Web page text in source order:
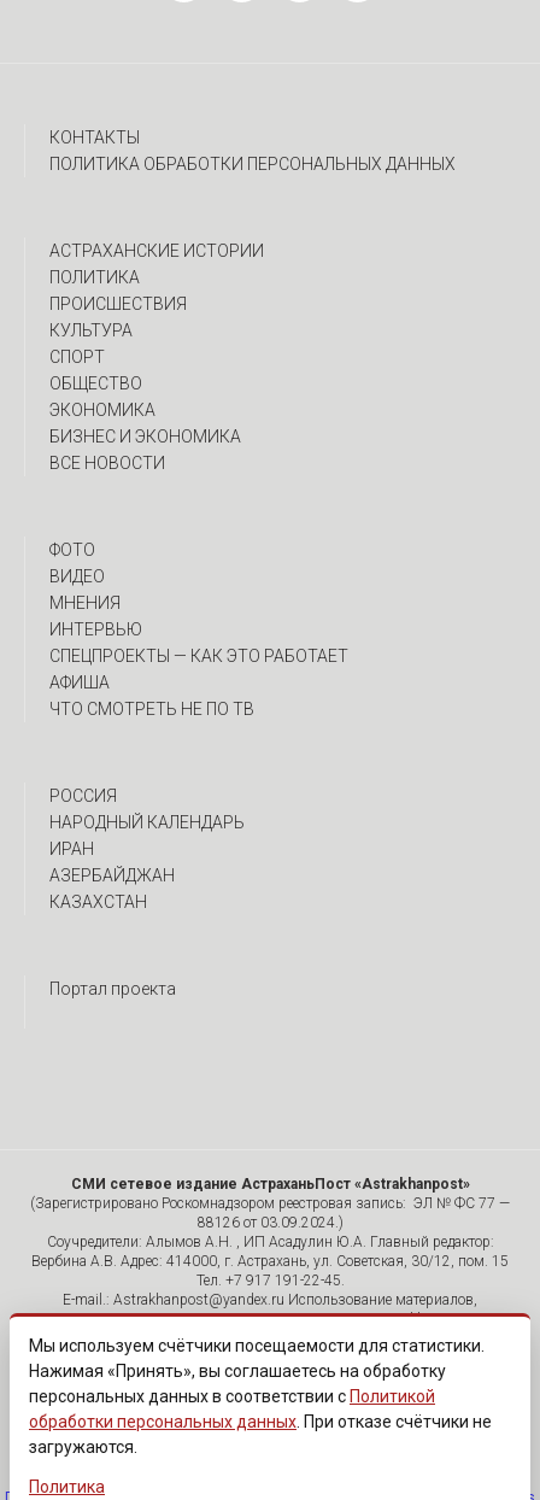
КОНТАКТЫ
ПОЛИТИКА ОБРАБОТКИ ПЕРСОНАЛЬНЫХ ДАННЫХ
АСТРАХАНСКИЕ ИСТОРИИ
ПОЛИТИКА
ПРОИСШЕСТВИЯ
КУЛЬТУРА
СПОРТ
ОБЩЕСТВО
ЭКОНОМИКА
БИЗНЕС И ЭКОНОМИКА
ВСЕ НОВОСТИ
ФОТО
ВИДЕО
МНЕНИЯ
ИНТЕРВЬЮ
CПЕЦПРОЕКТЫ — КАК ЭТО РАБОТАЕТ
АФИША
ЧТО СМОТРЕТЬ НЕ ПО ТВ
РОССИЯ
НАРОДНЫЙ КАЛЕНДАРЬ
ИРАН
АЗЕРБАЙДЖАН
КАЗАХСТАН
Портал проекта
СМИ сетевое издание АстраханьПост «Astrakhanpost»
(Зарегистрировано Роскомнадзором реестровая запись: ЭЛ № ФС 77 —
88126 от 03.09.2024.)
Соучредители: Алымов А.Н. , ИП Асадулин Ю.А. Главный редактор:
Вербина А.В. Адрес: 414000, г. Астрахань, ул. Советская, 30/12, пом. 15
Тел. +7 917 191-22-45.
E-mail.: Astrakhanpost@yandex.ru Использование материалов,
размещенных на страницах сетевого издания «Astrakhanpost»,
допускается исключительно с указанием источника и публикацией
активной гиперссылки на портал Astrakhanpost.ru. Комментарии
читателей сайта размещаются без предварительного редактирования.
Редакция оставляет за собой право удалить их с сайта или
отредактировать, если указанные сообщения нарушают законы РФ.
«САЙТ ПРЕДНАЗНАЧЕН ДЛЯ АУДИТОРИИ 18+»
Мы используем счётчики посещаемости для статистики.
Нажимая «Принять», вы соглашаетесь на обработку
персональных данных в соответствии с Политикой
обработки персональных данных . При отказе счётчики не
загружаются.
Политика